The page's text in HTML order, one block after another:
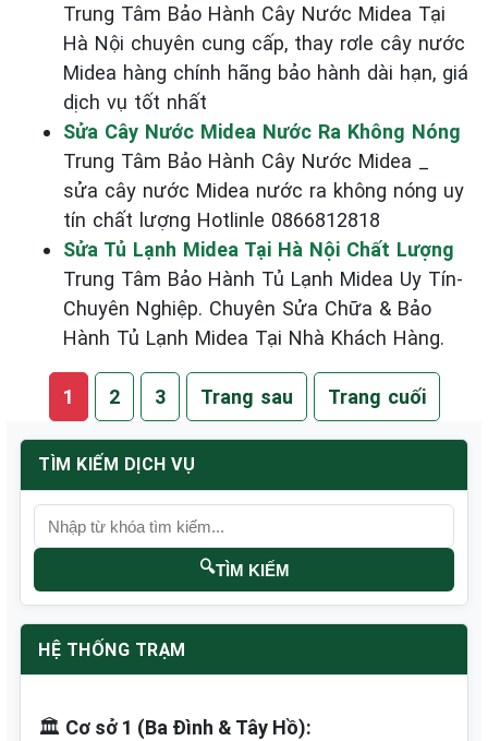
Trung Tâm Bảo Hành Cây Nước Midea Tại
Hà Nội chuyên cung cấp, thay rơle cây nước
Midea hàng chính hãng bảo hành dài hạn, giá
dịch vụ tốt nhất
Sửa Cây Nước Midea Nước Ra Không Nóng
Trung Tâm Bảo Hành Cây Nước Midea _
sửa cây nước Midea nước ra không nóng uy
tín chất lượng Hotlinle 0866812818
Sửa Tủ Lạnh Midea Tại Hà Nội Chất Lượng
Trung Tâm Bảo Hành Tủ Lạnh Midea Uy Tín-
Chuyên Nghiệp. Chuyên Sửa Chữa & Bảo
Hành Tủ Lạnh Midea Tại Nhà Khách Hàng.
1 2 3 Trang sau Trang cuối
TÌM KIẾM DỊCH VỤ
🔍TÌM KIẾM
HỆ THỐNG TRẠM
🏛️ Cơ sở 1 (Ba Đình & Tây Hồ):